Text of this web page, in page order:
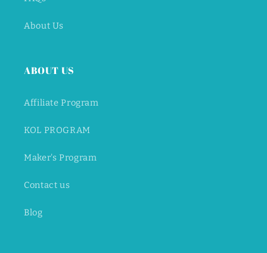
About Us
ABOUT US
Affiliate Program
KOL PROGRAM
Maker's Program
Contact us
Blog